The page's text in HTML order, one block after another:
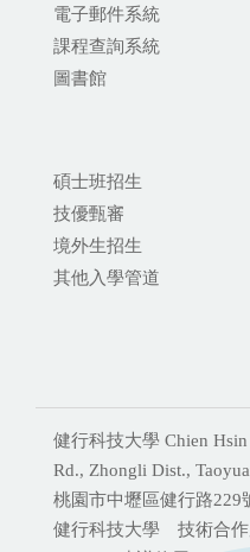
電子郵件系統
課程查詢系統
圖書館
碩士班招生
技優甄審
境外生招生
其他入學管道
健行科技大學 Chien
Rd., Zhongli Dist.,
桃園市中壢區健行路
健行科技大學 技術合